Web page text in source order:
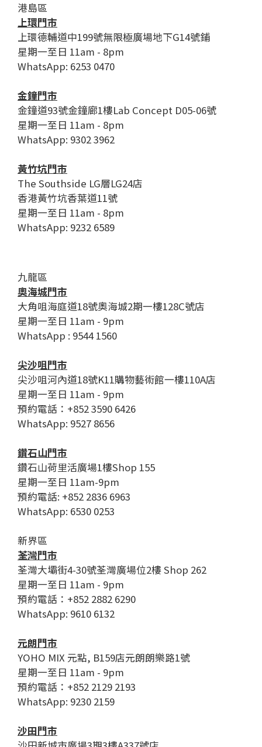
港島區
上環門市
上環德輔道中199號無限極廣場地下G14號鋪
星期一至日 11am - 8pm
WhatsApp: 6253 0470
金鐘門市
金鐘道93號金鐘廊1樓Lab Concept D05-06號
星期一至日 11am - 8pm
WhatsApp: 9302 3962
黃竹坑門市
The Southside LG層LG24店
香港黃竹坑香葉道11號
星期一至日 11am - 8pm
WhatsApp: 9232 6589
九龍區
奧海城門市
大角咀海庭道18號奧海城2期一樓128C號店
星期一至日 11am - 9pm
WhatsApp : 9544 1560
尖沙咀門市
尖沙咀河內道18號K11購物藝術館一樓110A店
星期一至日 11am - 9pm
預約電話：+852 3590 6426
WhatsApp: 9527 8656
鑽石山門市
鑽石山荷里活廣場1樓Shop 155
星期一至日 11am-9pm
預約電話: +852 2836 6963
WhatsApp: 6530 0253
新界區
荃灣門市
荃灣大壩街4-30號荃灣廣場位2樓 Shop 262
星期一至日 11am - 9pm
預約電話：+852 2882 6290
WhatsApp: 9610 6132
元朗門市
YOHO MIX 元點, B159店元朗朗樂路1號
星期一至日 11am - 9pm
預約電話：+852 2129 2193
WhatsApp: 9230 2159
沙田門市